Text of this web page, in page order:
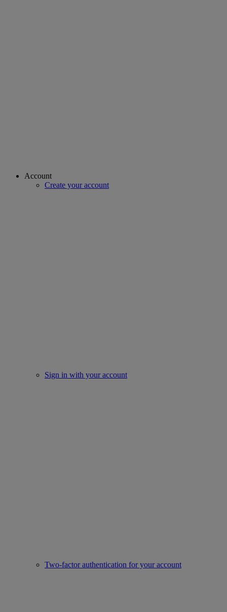
Account
Create your account
Sign in with your account
Two-factor authentication for your account